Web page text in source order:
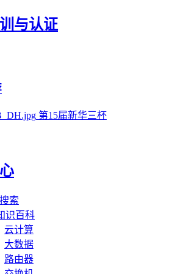
与认证
第15届新华三杯
索
识百科
云计算
大数据
路由器